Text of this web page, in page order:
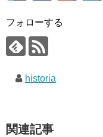
フォローする
historia
関連記事